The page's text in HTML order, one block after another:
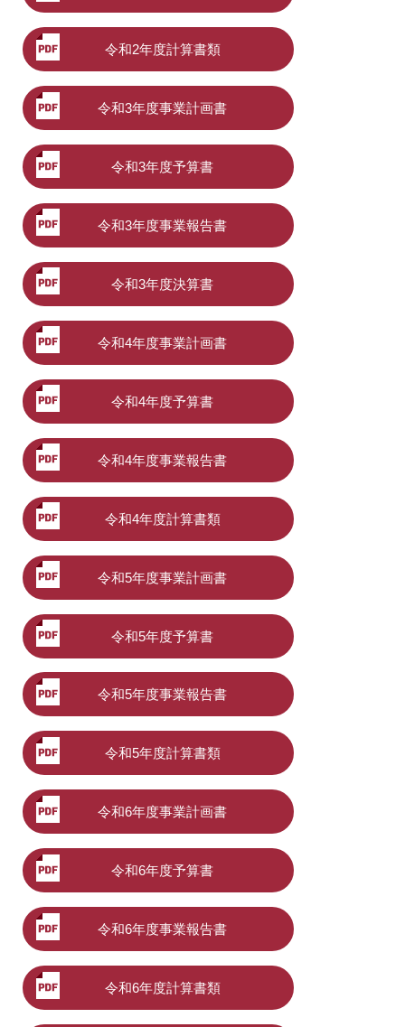
令和2年度計算書類
令和3年度事業計画書
令和3年度予算書
令和3年度事業報告書
令和3年度決算書
令和4年度事業計画書
令和4年度予算書
令和4年度事業報告書
令和4年度計算書類
令和5年度事業計画書
令和5年度予算書
令和5年度事業報告書
令和5年度計算書類
令和6年度事業計画書
令和6年度予算書
令和6年度事業報告書
令和6年度計算書類